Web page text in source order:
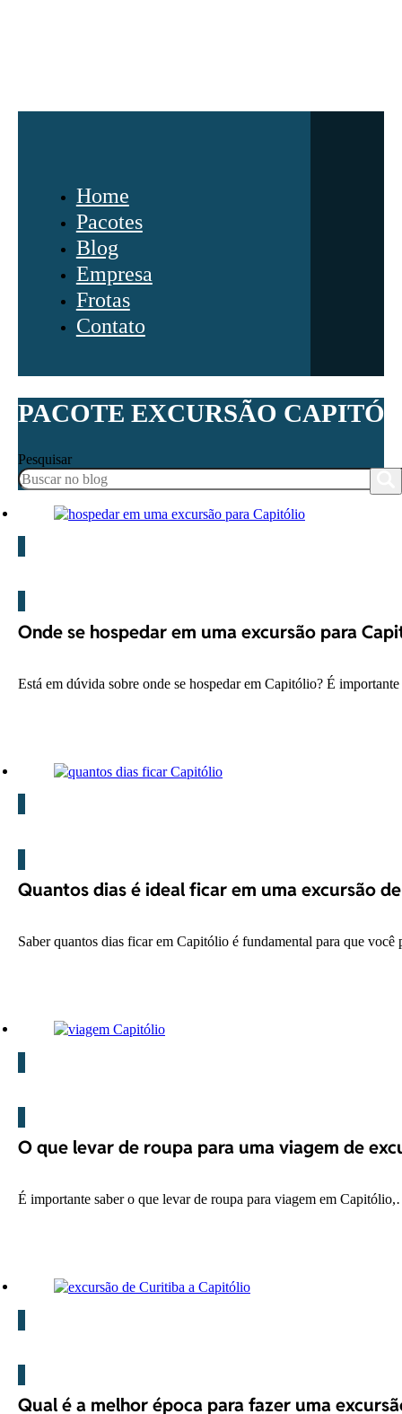
Home
Pacotes
Blog
Empresa
Frotas
Contato
PACOTE EXCURSÃO
Pesquisar
Onde se hospedar em uma excursão para
Está em dúvida sobre onde se hospedar em Capitólio? É
Quantos dias é ideal ficar em uma excursão
Saber quantos dias ficar em Capitólio é fundamental para que
O que levar de roupa para uma viagem de
É importante saber o que levar de roupa para viagem em
Qual é a melhor época para fazer uma